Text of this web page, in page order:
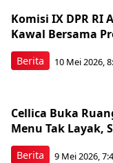
Berita
Komisi IX DPR RI
Kawal Bersama
10 Mei 2026,
Berita
Cellica Buka
Menu Tak Layak,
9 Mei 2026,